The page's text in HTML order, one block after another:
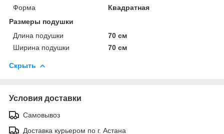
Форма
Квадратная
Размеры подушки
Длина подушки
70 см
Ширина подушки
70 см
Скрыть
Условия доставки
Самовывоз
Доставка курьером по г. Астана